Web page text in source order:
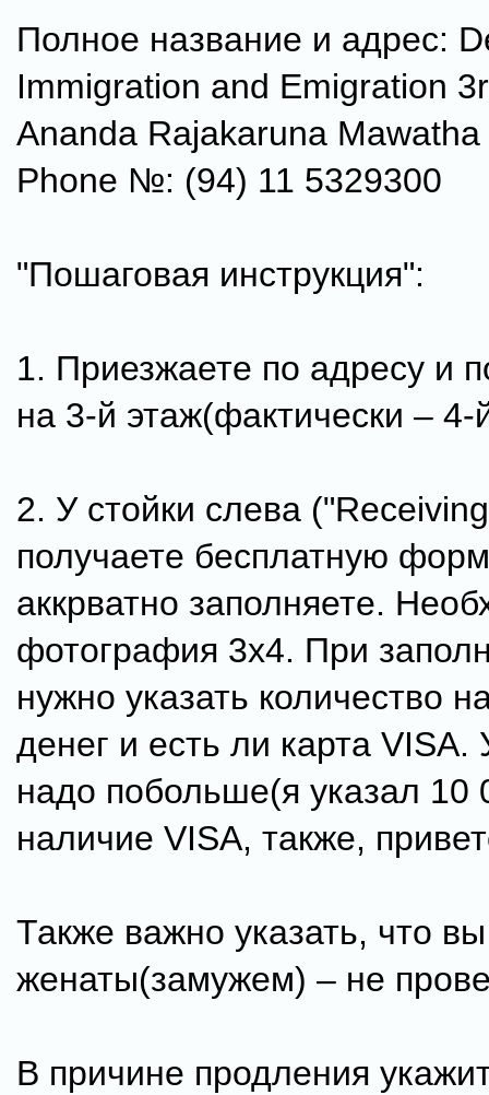
Полное название и адрес:
Immigration and Emigration
Ananda Rajakaruna
Phone №: (94) 11 5329300
"Пошаговая инструкция":
1. Приезжаете по адресу и
на 3-й этаж(фактически – 4-
2. У стойки слева
получаете бесплатную
аккрватно заполняете.
фотография 3х4. При
нужно указать количество
денег и есть ли карта VISA.
надо побольше(я указал 10
наличие VISA, также,
Также важно указать, что вы
женаты(замужем) – не
В причине продления